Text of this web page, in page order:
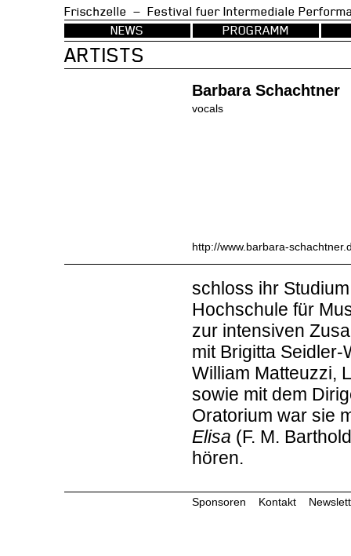
Frischzelle — Festival fuer
NEWS
PROGRAMM
ARTISTS
Barbara Schachtner
vocals
http://www.barbara-
schloss ihr
Hochschule für
zur intensiven
mit Brigitta
William Matteuzzi,
sowie mit dem
Oratorium war sie
Elisa (F. M.
hören.
Sponsoren Kontakt